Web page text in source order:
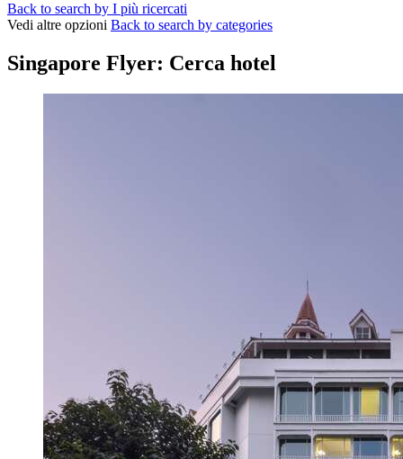
Back to search by I più ricercati
Vedi altre opzioni Back to search by categories
Singapore Flyer: Cerca hotel